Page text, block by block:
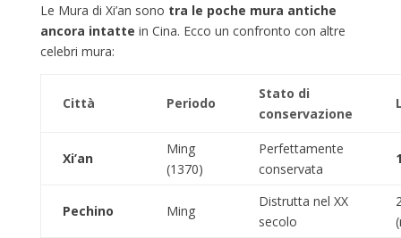
Le Mura di Xi’an sono tra le poche mura antiche
ancora intatte in Cina. Ecco un confronto con altre
celebri mura:
Città Periodo
Stato di
conservazione
Xi’an
Ming
(1370)
Perfettamente
conservata
Pechino Ming
Distrutta nel XX
secolo